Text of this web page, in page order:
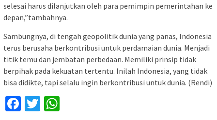
selesai harus dilanjutkan oleh para pemimpin pemerintahan ke
depan,”tambahnya.
Sambungnya, di tengah geopolitik dunia yang panas, Indonesia
terus berusaha berkontribusi untuk perdamaian dunia. Menjadi
titik temu dan jembatan perbedaan. Memiliki prinsip tidak
berpihak pada kekuatan tertentu. Inilah Indonesia, yang tidak
bisa didikte, tapi selalu ingin berkontribusi untuk dunia. (Rendi)
Facebook
Twitter